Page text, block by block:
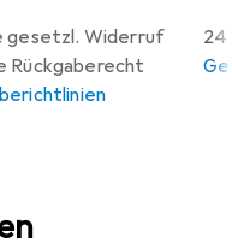
gesetzl. Widerruf
Rückgaberecht
24